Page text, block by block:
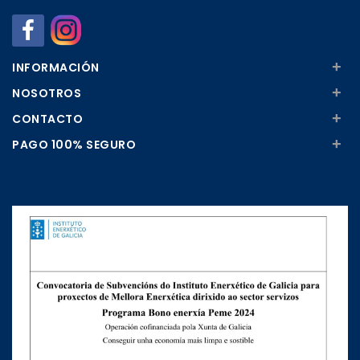
INFORMACIÓN +
NOSOTROS +
CONTACTO +
PAGO 100% SEGURO +